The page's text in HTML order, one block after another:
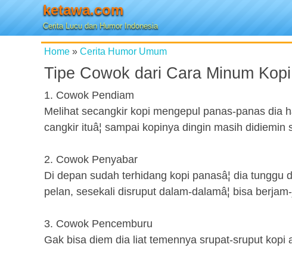
ketawa.com
Cerita Lucu dan Humor Indonesia
Home » Cerita Humor Umum
Tipe Cowok dari Cara Minum Kopi
1. Cowok Pendiam
Melihat secangkir kopi mengepul panas-panas dia
cangkir ituâ¦ sampai kopinya dingin masih didiemin
2. Cowok Penyabar
Di depan sudah terhidang kopi panasâ¦ dia
pelan, sesekali disruput dalam-dalamâ¦ bisa
3. Cowok Pencemburu
Gak bisa diem dia liat temennya srupat-sruput kopi